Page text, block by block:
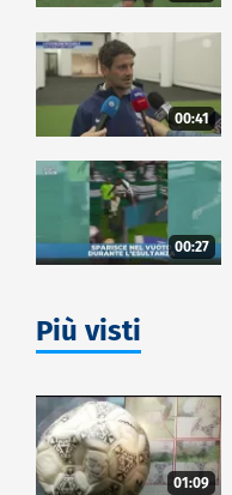
00:41
00:27
Più visti
01:09